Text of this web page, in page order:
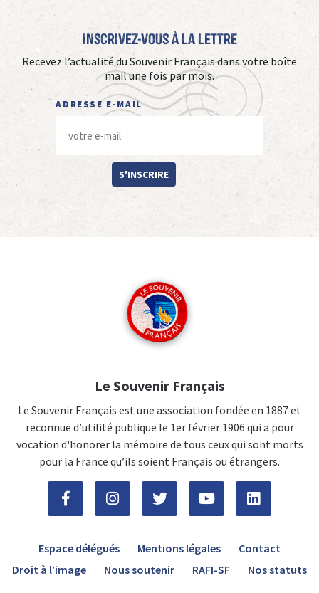
Inscrivez-vous à La Lettre
Recevez l’actualité du Souvenir Français dans votre boîte
mail une fois par mois.
ADRESSE E-MAIL
S'INSCRIRE
Le Souvenir Français
Le Souvenir Français est une association fondée en 1887 et
reconnue d’utilité publique le 1er février 1906 qui a pour
vocation d'honorer la mémoire de tous ceux qui sont morts
pour la France qu’ils soient Français ou étrangers.
Espace délégués Mentions légales
Contact
Droit à l’image
Nous soutenir RAFI-SF Nos statuts